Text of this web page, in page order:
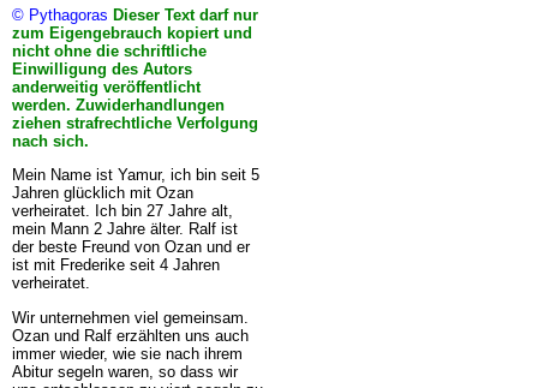
© Pythagoras Dieser Text darf nur
zum Eigengebrauch kopiert und
nicht ohne die schriftliche
Einwilligung des Autors
anderweitig veröffentlicht
werden. Zuwiderhandlungen
ziehen strafrechtliche Verfolgung
nach sich.
Mein Name ist Yamur, ich bin seit 5
Jahren glücklich mit Ozan
verheiratet. Ich bin 27 Jahre alt,
mein Mann 2 Jahre älter. Ralf ist
der beste Freund von Ozan und er
ist mit Frederike seit 4 Jahren
verheiratet.
Wir unternehmen viel gemeinsam.
Ozan und Ralf erzählten uns auch
immer wieder, wie sie nach ihrem
Abitur segeln waren, so dass wir